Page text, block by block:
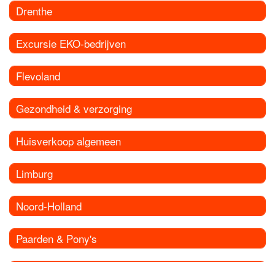
Drenthe
Excursie EKO-bedrijven
Flevoland
Gezondheid & verzorging
Huisverkoop algemeen
Limburg
Noord-Holland
Paarden & Pony's